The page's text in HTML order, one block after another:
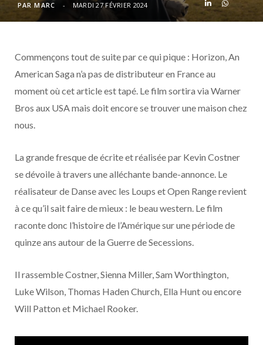
o t
r
r
m
e d l
u
d
PAR MARC MARDI 27 FÉVRIER 2024
Commençons tout de suite par ce qui pique : Horizon, An
American Saga n’a pas de distributeur en France au
moment où cet article est tapé. Le film sortira via Warner
Bros aux USA mais doit encore se trouver une maison chez
nous.
La grande fresque de écrite et réalisée par Kevin Costner
se dévoile à travers une alléchante bande-annonce. Le
réalisateur de Danse avec les Loups et Open Range revient
à ce qu’il sait faire de mieux : le beau western. Le film
raconte donc l’histoire de l’Amérique sur une période de
quinze ans autour de la Guerre de Secessions.
Il rassemble Costner, Sienna Miller, Sam Worthington,
Luke Wilson, Thomas Haden Church, Ella Hunt ou encore
Will Patton et Michael Rooker.